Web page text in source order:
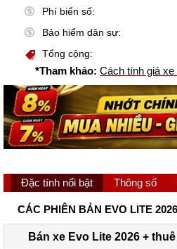
Phí biển số:
Bảo hiểm dân sự:
Tổng cộng:
*Tham khảo: Cách tính giá xe
Đặc tính nổi bật Thông số
CÁC PHIÊN BẢN EVO LITE 2026
Bán xe Evo Lite 2026 +